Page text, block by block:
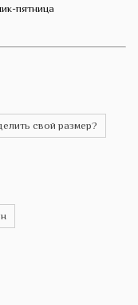
пятница
свой размер?